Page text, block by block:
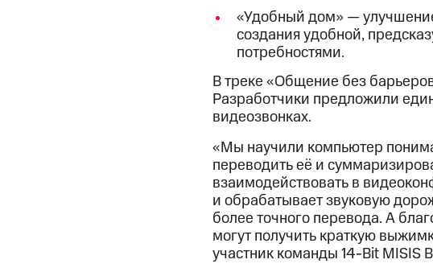
«Удобный дом» —
создания удобной,
потребностями.
В треке «Общение без
Разработчики предложили
видеозвонках.
«Мы научили компьютер
переводить её и
взаимодействовать в
и обрабатывает звуковую
более точного перевода. А
могут получить краткую
участник команды 14-Bit MISIS